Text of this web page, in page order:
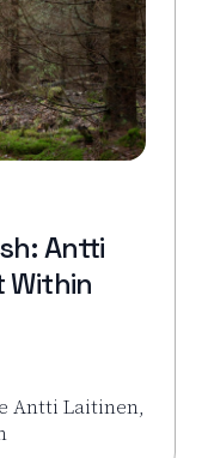
Antti
Within
Antti Laitinen,